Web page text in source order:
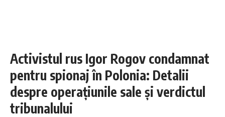
Activistul rus Igor Rogov condamnat
pentru spionaj în Polonia: Detalii
despre operațiunile sale și verdictul
tribunalului